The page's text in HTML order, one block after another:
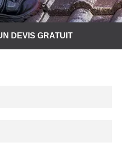
DEVIS GRATUIT